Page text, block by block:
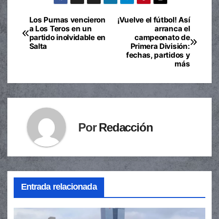
Navegación
de
¡Vuelve el fútbol! Así
arranca el
campeonato de
Primera División:
fechas, partidos y
más
Los Pumas vencieron
a Los Teros en un
partido inolvidable en
Salta
PorRedacción
Entrada relacionada